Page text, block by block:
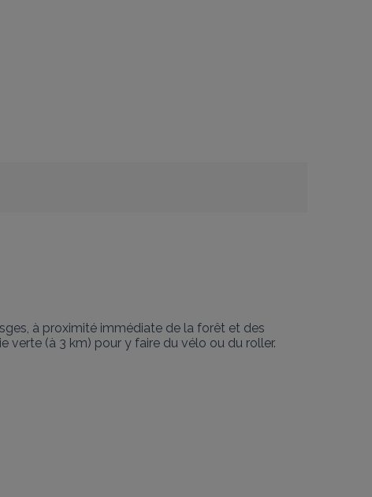
à proximité immédiate de la forêt et des
verte (à 3 km) pour y faire du vélo ou du roller.